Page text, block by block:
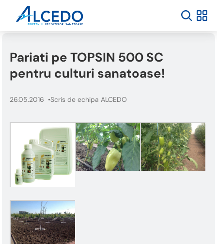
ecran
Accessibility
One
Accessibility,
apăsați
„Ctrl
Pariati pe TOPSIN 500 SC
pentru culturi sanatoase!
26.05.2016 Scris de echipa ALCEDO